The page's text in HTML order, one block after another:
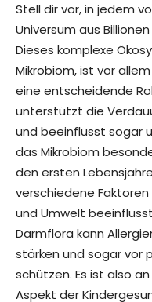
Stell dir vor, in jedem
Universum aus
Dieses komplexe
Mikrobiom, ist vor
eine entscheidende
unterstützt die
und beeinflusst sogar
das Mikrobiom
den ersten
verschiedene
und Umwelt
Darmflora kann
stärken und sogar vor
schützen. Es ist also
Aspekt der